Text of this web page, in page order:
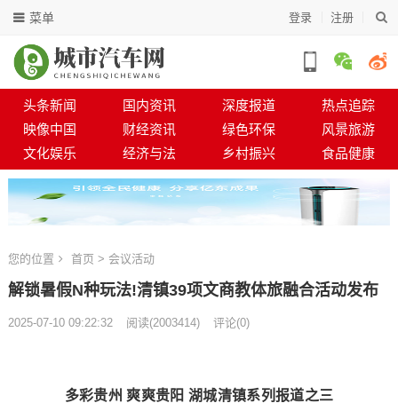
登录 注册
菜单
头条新闻 国内资讯 深度报道
热点追踪
映像中国
财经资讯 绿色环保
风景旅游
文化娱乐
经济与法 乡村振兴 食品健康
您的位置 首页 > 会议活动
解锁暑假N种玩法!清镇39项文商教体旅融合活动发布
2025-07-10 09:22:32 阅读(2003414) 评论(0)
多彩贵州 爽爽贵阳 湖城清镇系列报道之三